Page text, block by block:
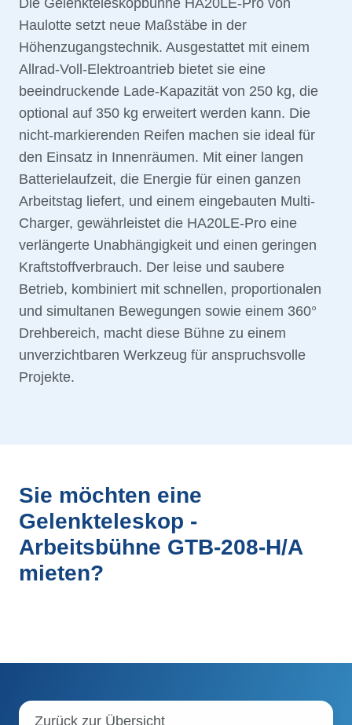
Die Gelenkteleskopbühne HA20LE-Pro von
Haulotte setzt neue Maßstäbe in der
Höhenzugangstechnik. Ausgestattet mit einem
Allrad-Voll-Elektroantrieb bietet sie eine
beeindruckende Lade-Kapazität von 250 kg, die
optional auf 350 kg erweitert werden kann. Die
nicht-markierenden Reifen machen sie ideal für
den Einsatz in Innenräumen. Mit einer langen
Batterielaufzeit, die Energie für einen ganzen
Arbeitstag liefert, und einem eingebauten Multi-
Charger, gewährleistet die HA20LE-Pro eine
verlängerte Unabhängigkeit und einen geringen
Kraftstoffverbrauch. Der leise und saubere
Betrieb, kombiniert mit schnellen, proportionalen
und simultanen Bewegungen sowie einem 360°
Drehbereich, macht diese Bühne zu einem
unverzichtbaren Werkzeug für anspruchsvolle
Projekte.
Sie möchten eine
Gelenkteleskop -
Arbeitsbühne GTB-208-H/A
mieten?
Zurück zur Übersicht